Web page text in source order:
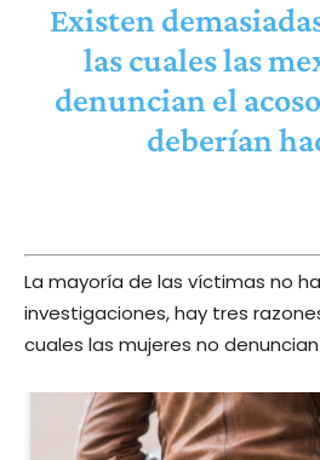
Existen
las cuales las
denuncian el
deberían
La mayoría de las víctimas no
investigaciones, hay tres
cuales las mujeres no